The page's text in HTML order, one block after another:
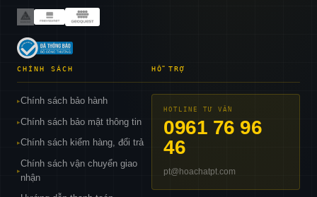
CHÍNH SÁCH
▸Chính sách bảo hành
▸Chính sách bảo mật thông tin
▸Chính sách kiểm hàng, đổi trả
▸
Chính sách vận chuyển giao
nhận
HỖ TRỢ
HOTLINE TƯ VẤN
0961 76 96
46
pt@hoachatpt.com